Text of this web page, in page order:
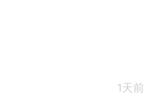
介绍优惠活动。
1天前